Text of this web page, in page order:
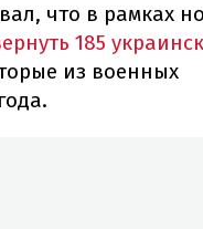
что в рамках
185
из военных